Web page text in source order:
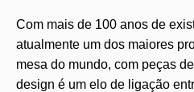
Com mais de 100 anos de
atualmente um dos maiores
mesa do mundo, com peças
design é um elo de ligação